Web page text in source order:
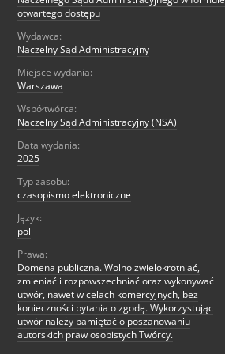
otwartego dostępu
Wydawca:
Naczelny Sąd Administracyjny
Miejsce wydania:
Warszawa
Współtwórca:
Naczelny Sąd Administracyjny (NSA)
Data wydania:
2025
Typ zasobu:
czasopismo elektroniczne
Język:
pol
Prawa:
Domena publiczna. Wolno zwielokrotniać,
zmieniać i rozpowszechniać oraz wykonywać
utwór, nawet w celach komercyjnych, bez
konieczności pytania o zgodę. Wykorzystując
utwór należy pamiętać o poszanowaniu
autorskich praw osobistych Twórcy.